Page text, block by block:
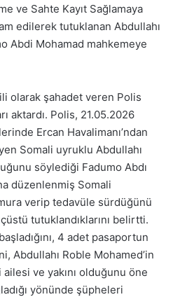
ve Sahte Kayıt Sağlamaya
edilerek tutuklanan Abdullahı
Abdi Mohamad mahkemeye
olarak şahadet veren Polis
aktardı. Polis, 21.05.2026
Ercan Havalimanı’ndan
Somali uyruklu Abdullahı
söylediği Fadumo Abdı
düzenlenmiş Somali
verip tedavüle sürdüğünü
tutuklandıklarını belirtti.
4 adet pasaportun
Abdullahı Roble Mohamed’in
ve yakını olduğunu öne
yönünde şüpheleri